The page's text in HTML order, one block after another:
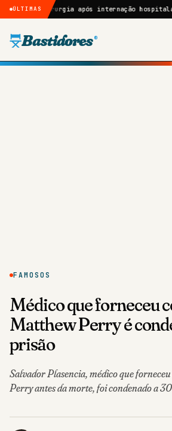
ÚLTIMAS
cirurgia após internação hospitalar
Bastidores ®
FAMOSOS
Médico que forneceu
Matthew Perry é
prisão
Salvador Plasencia, médico que
Perry antes da morte, foi condenado a 30